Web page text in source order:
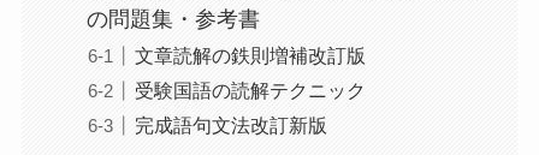
の問題集・参考書
文章読解の鉄則増補改訂版
受験国語の読解テクニック
完成語句文法改訂新版